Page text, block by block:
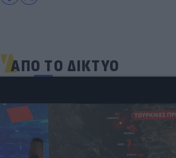
ΑΠΟ ΤΟ ΔΙΚΤΥΟ